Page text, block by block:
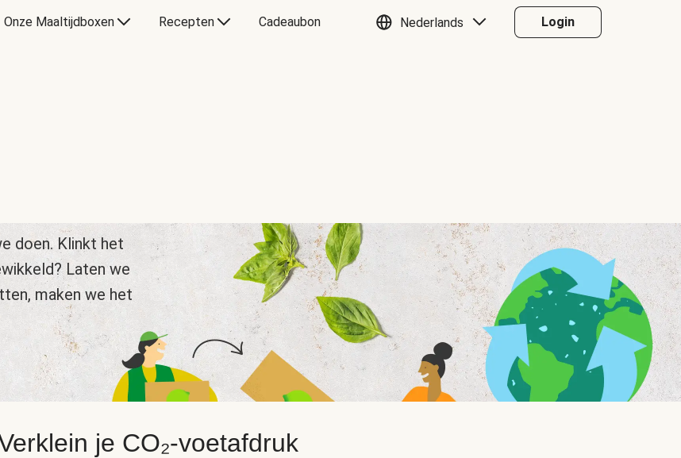
Onze Maaltijdboxen Recepten Cadeaubon Nederlands Login
doen. Klinkt het
Laten we
maken we het
je CO₂-voetafdruk